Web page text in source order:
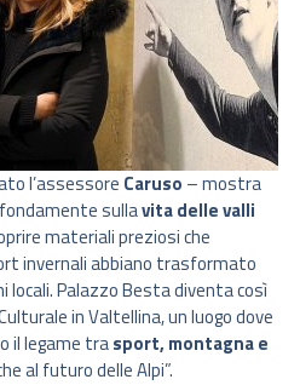
l’assessore Caruso – mostra
sullavita delle valli
materiali preziosi che
invernali abbiano trasformato
Palazzo Besta diventa così
in Valtellina, un luogo dove
il legame trasport, montagna e
al futuro delle Alpi”.